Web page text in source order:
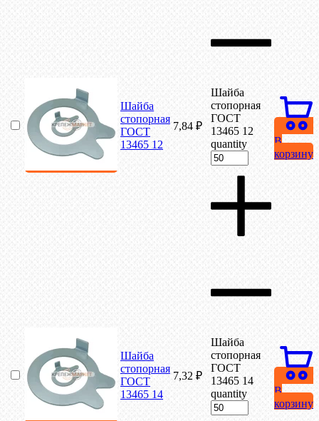
Шайба
стопорная
ГОСТ
13465 12
7,84 ₽
Шайба
стопорная
ГОСТ
13465 12
quantity
В
корзину
Шайба
стопорная
ГОСТ
13465 14
7,32 ₽
Шайба
стопорная
ГОСТ
13465 14
quantity
В
корзину